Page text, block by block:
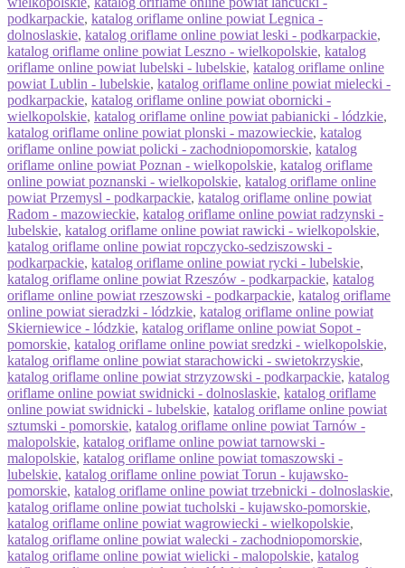
podkarpackie, katalog oriflame online powiat Legnica -
dolnoslaskie, katalog oriflame online powiat leski - podkarpackie,
katalog oriflame online powiat Leszno - wielkopolskie, katalog
oriflame online powiat lubelski - lubelskie, katalog oriflame online
powiat Lublin - lubelskie, katalog oriflame online powiat mielecki -
podkarpackie, katalog oriflame online powiat obornicki -
wielkopolskie, katalog oriflame online powiat pabianicki - lódzkie,
katalog oriflame online powiat plonski - mazowieckie, katalog
oriflame online powiat policki - zachodniopomorskie, katalog
oriflame online powiat Poznan - wielkopolskie, katalog oriflame
online powiat poznanski - wielkopolskie, katalog oriflame online
powiat Przemysl - podkarpackie, katalog oriflame online powiat
Radom - mazowieckie, katalog oriflame online powiat radzynski -
lubelskie, katalog oriflame online powiat rawicki - wielkopolskie,
katalog oriflame online powiat ropczycko-sedziszowski -
podkarpackie, katalog oriflame online powiat rycki - lubelskie,
katalog oriflame online powiat Rzeszów - podkarpackie, katalog
oriflame online powiat rzeszowski - podkarpackie, katalog oriflame
online powiat sieradzki - lódzkie, katalog oriflame online powiat
Skierniewice - lódzkie, katalog oriflame online powiat Sopot -
pomorskie, katalog oriflame online powiat sredzki - wielkopolskie,
katalog oriflame online powiat starachowicki - swietokrzyskie,
katalog oriflame online powiat strzyzowski - podkarpackie, katalog
oriflame online powiat swidnicki - dolnoslaskie, katalog oriflame
online powiat swidnicki - lubelskie, katalog oriflame online powiat
sztumski - pomorskie, katalog oriflame online powiat Tarnów -
malopolskie, katalog oriflame online powiat tarnowski -
malopolskie, katalog oriflame online powiat tomaszowski -
lubelskie, katalog oriflame online powiat Torun - kujawsko-
pomorskie, katalog oriflame online powiat trzebnicki - dolnoslaskie,
katalog oriflame online powiat tucholski - kujawsko-pomorskie,
katalog oriflame online powiat wagrowiecki - wielkopolskie,
katalog oriflame online powiat walecki - zachodniopomorskie,
katalog oriflame online powiat wielicki - malopolskie, katalog